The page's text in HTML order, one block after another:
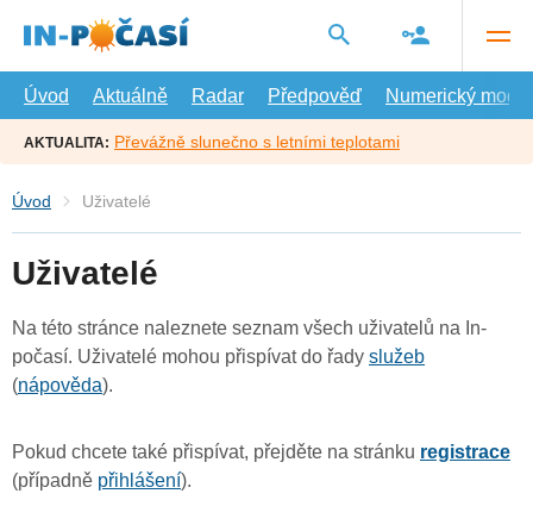
hlavní
Úvod
Aktuálně Radar Předpověď Numerický model
AKTUALITA: Převážně slunečno s letními teplotami
Úvod Uživatelé
Uživatelé
Na této stránce naleznete seznam všech uživatelů na In-
počasí. Uživatelé mohou přispívat do řady služeb
(nápověda).
Pokud chcete také přispívat, přejděte na stránku registrace
(případně přihlášení).